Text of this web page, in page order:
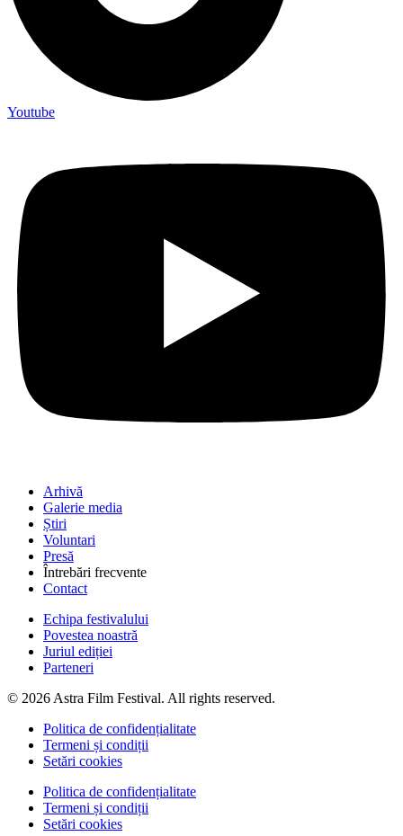
Youtube
Arhivă
Galerie media
Știri
Voluntari
Presă
Întrebări frecvente
Contact
Echipa festivalului
Povestea noastră
Juriul ediției
Parteneri
© 2026 Astra Film Festival. All rights reserved.
Politica de confidențialitate
Termeni și condiții
Setări cookies
Politica de confidențialitate
Termeni și condiții
Setări cookies